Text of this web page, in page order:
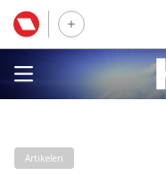
Artikelen